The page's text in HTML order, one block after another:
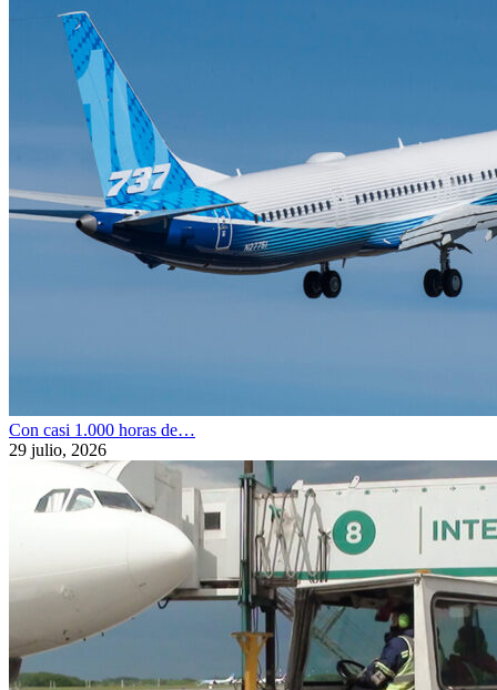
Con casi 1.000 horas de…
29 julio, 2026